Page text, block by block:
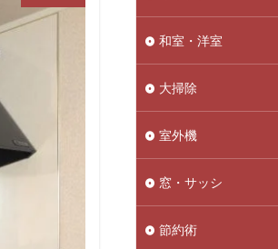
和室・洋室
大掃除
室外機
窓・サッシ
節約術